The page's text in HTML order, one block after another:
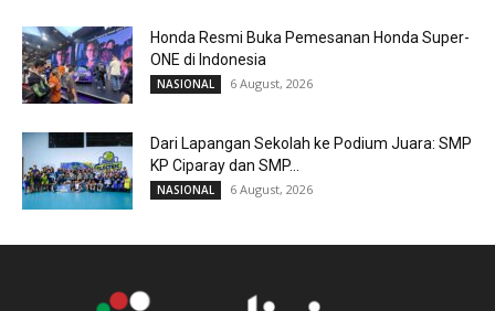
Honda Resmi Buka Pemesanan Honda Super-
ONE di Indonesia
NASIONAL 6 August, 2026
Dari Lapangan Sekolah ke Podium Juara: SMP
KP Ciparay dan SMP...
NASIONAL 6 August, 2026